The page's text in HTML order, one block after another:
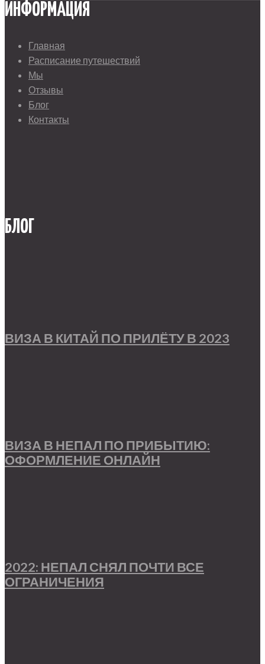
ИНФОРМАЦИЯ
Главная
Расписание путешествий
Мы
Отзывы
Блог
Контакты
БЛОГ
ВИЗА В КИТАЙ ПО ПРИЛЁТУ В 2023
ВИЗА В НЕПАЛ ПО ПРИБЫТИЮ:
ОФОРМЛЕНИЕ ОНЛАЙН
2022: НЕПАЛ СНЯЛ ПОЧТИ ВСЕ
ОГРАНИЧЕНИЯ